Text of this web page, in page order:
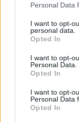
Personal Data
I want to opt-
personal data.
Opted In
I want to opt-
Personal Data.
Opted In
I want to opt-
Personal Data
Opted In